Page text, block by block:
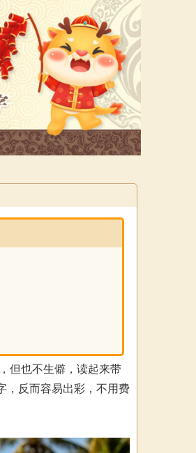
但也不生僻，读起来带
，反而容易出彩，不用费